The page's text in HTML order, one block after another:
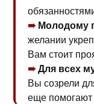
Молодому
желании
Вам стоит
Для всех
Вы созрели
еще